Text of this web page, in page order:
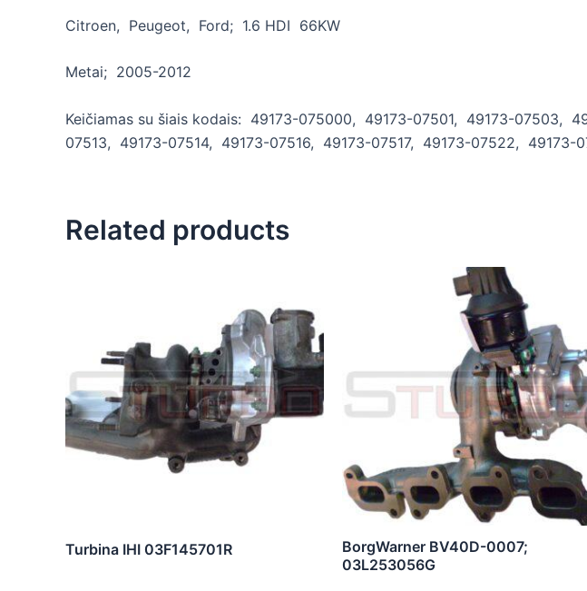
Citroen, Peugeot, Ford; 1.6 HDI 66KW
Metai; 2005-2012
Keičiamas su šiais kodais: 49173-075000, 49173-07501, 49173-07503,
07513, 49173-07514, 49173-07516, 49173-07517, 49173-07522,
Related products
Turbina IHI 03F145701R
BorgWarner BV40D-0007;
03L253056G